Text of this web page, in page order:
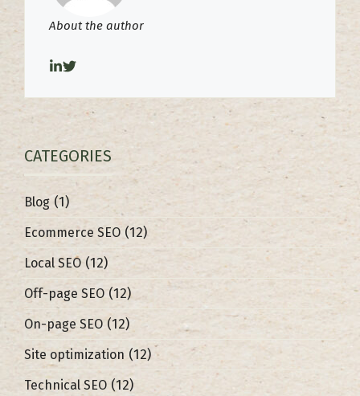
About the author
CATEGORIES
Blog (1)
Ecommerce SEO (12)
Local SEO (12)
Off-page SEO(12)
On-page SEO (12)
Site optimization (12)
Technical SEO (12)